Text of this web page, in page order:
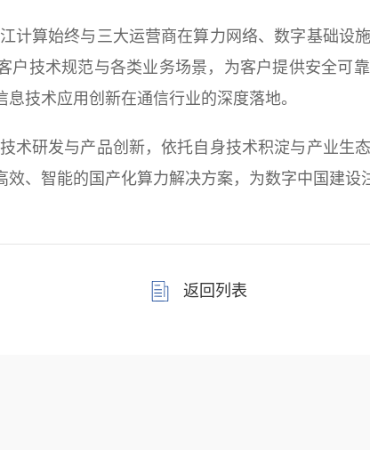
算始终与三大运营商在算力网络、数字基础设
户技术规范与各类业务场景，为客户提供安全可
技术应用创新在通信行业的深度落地。
研发与产品创新，依托自身技术积淀与产业生
、智能的国产化算力解决方案，为数字中国建设
返回列表